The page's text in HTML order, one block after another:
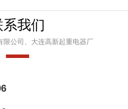
系我们
限公司、大连高新起重电器厂